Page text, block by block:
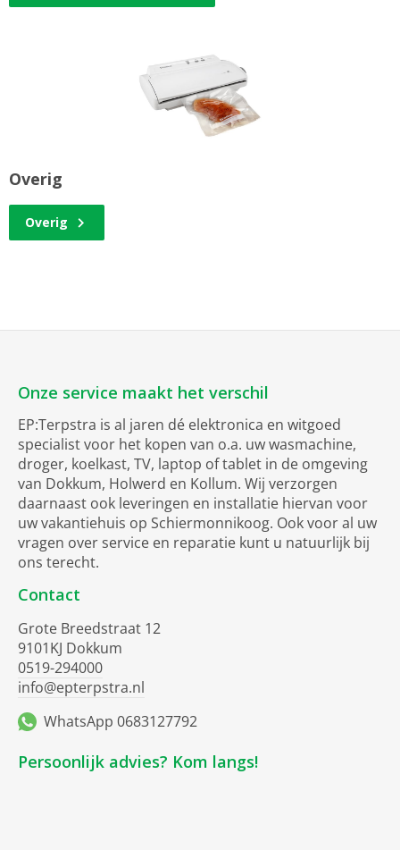
Overig
Overig
Onze service maakt het verschil
EP:Terpstra is al jaren dé elektronica en witgoed
specialist voor het kopen van o.a. uw wasmachine,
droger, koelkast, TV, laptop of tablet in de omgeving
van Dokkum, Holwerd en Kollum. Wij verzorgen
daarnaast ook leveringen en installatie hiervan voor
uw vakantiehuis op Schiermonnikoog. Ook voor al uw
vragen over service en reparatie kunt u natuurlijk bij
ons terecht.
Contact
Grote Breedstraat 12
9101KJ Dokkum
0519-294000
info@epterpstra.nl
WhatsApp 0683127792
Persoonlijk advies? Kom langs!